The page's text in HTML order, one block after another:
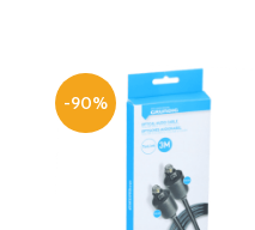
-90%